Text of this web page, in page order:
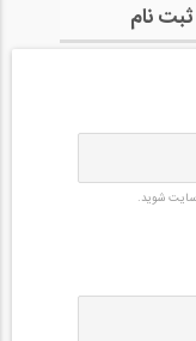
ثبت نام
سایت شوید.